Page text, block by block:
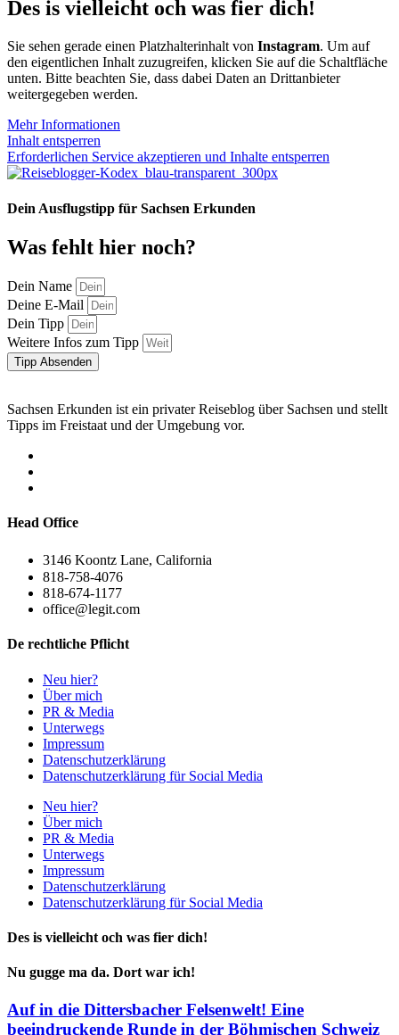
Des is vielleicht och was fier dich!
Sie sehen gerade einen Platzhalterinhalt von Instagram. Um auf
den eigentlichen Inhalt zuzugreifen, klicken Sie auf die Schaltfläche
unten. Bitte beachten Sie, dass dabei Daten an Drittanbieter
weitergegeben werden.
Mehr Informationen
Inhalt entsperren
Erforderlichen Service akzeptieren und Inhalte entsperren
Dein Ausflugstipp für Sachsen Erkunden
Was fehlt hier noch?
Dein Name
Deine E-Mail
Dein Tipp
Weitere Infos zum Tipp
Tipp Absenden
Sachsen Erkunden ist ein privater Reiseblog über Sachsen und stellt
Tipps im Freistaat und der Umgebung vor.
Head Office
3146 Koontz Lane, California
818-758-4076
818-674-1177
office@legit.com
De rechtliche Pflicht
Neu hier?
Über mich
PR & Media
Unterwegs
Impressum
Datenschutzerklärung
Datenschutzerklärung für Social Media
Neu hier?
Über mich
PR & Media
Unterwegs
Impressum
Datenschutzerklärung
Datenschutzerklärung für Social Media
Des is vielleicht och was fier dich!
Nu gugge ma da. Dort war ich!
Auf in die Dittersbacher Felsenwelt! Eine
beeindruckende Runde in der Böhmischen Schweiz